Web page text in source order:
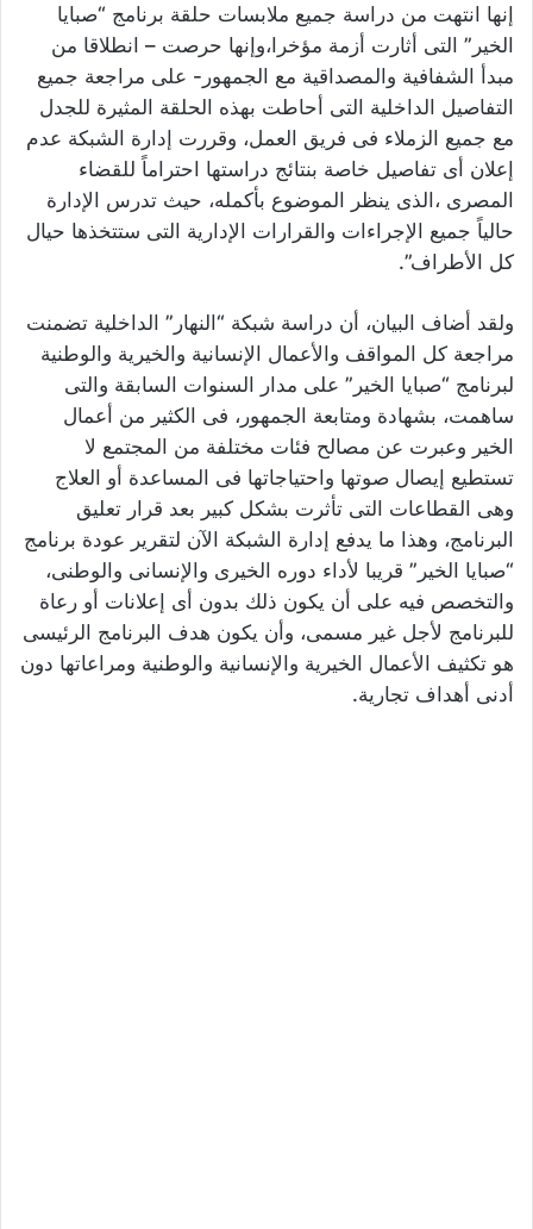
إنها انتهت من دراسة جميع ملابسات حلقة برنامج “صبايا
الخير” التى أثارت أزمة مؤخرا،وإنها حرصت – انطلاقا من
مبدأ الشفافية والمصداقية مع الجمهور- على مراجعة جميع
التفاصيل الداخلية التى أحاطت بهذه الحلقة المثيرة للجدل
مع جميع الزملاء فى فريق العمل، وقررت إدارة الشبكة عدم
إعلان أى تفاصيل خاصة بنتائج دراستها احتراماً للقضاء
المصرى ،الذى ينظر الموضوع بأكمله، حيث تدرس الإدارة
حالياً جميع الإجراءات والقرارات الإدارية التى ستتخذها حيال
كل الأطراف”.
ولقد أضاف البيان، أن دراسة شبكة “النهار” الداخلية تضمنت
مراجعة كل المواقف والأعمال الإنسانية والخيرية والوطنية
لبرنامج “صبايا الخير” على مدار السنوات السابقة والتى
ساهمت، بشهادة ومتابعة الجمهور، فى الكثير من أعمال
الخير وعبرت عن مصالح فئات مختلفة من المجتمع لا
تستطيع إيصال صوتها واحتياجاتها فى المساعدة أو العلاج
وهى القطاعات التى تأثرت بشكل كبير بعد قرار تعليق
البرنامج، وهذا ما يدفع إدارة الشبكة الآن لتقرير عودة برنامج
“صبايا الخير” قريبا لأداء دوره الخيرى والإنسانى والوطنى،
والتخصص فيه على أن يكون ذلك بدون أى إعلانات أو رعاة
للبرنامج لأجل غير مسمى، وأن يكون هدف البرنامج الرئيسى
هو تكثيف الأعمال الخيرية والإنسانية والوطنية ومراعاتها دون
أدنى أهداف تجارية.